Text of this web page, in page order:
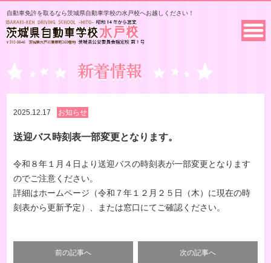
自動車免許を取るなら茨城県自動車学校の水戸校へお越しください！
2025.12.17 お知らせ
送迎バス時刻表一部変更となります。
令和８年１月４日より送迎バスの時刻表が一部変更となります
のでご注意ください。
詳細はホームページ（令和７年１２月２５日（木）に現在の時
刻表から更新予定）、または窓口にてご確認ください。
前の記事へ 次の記事へ